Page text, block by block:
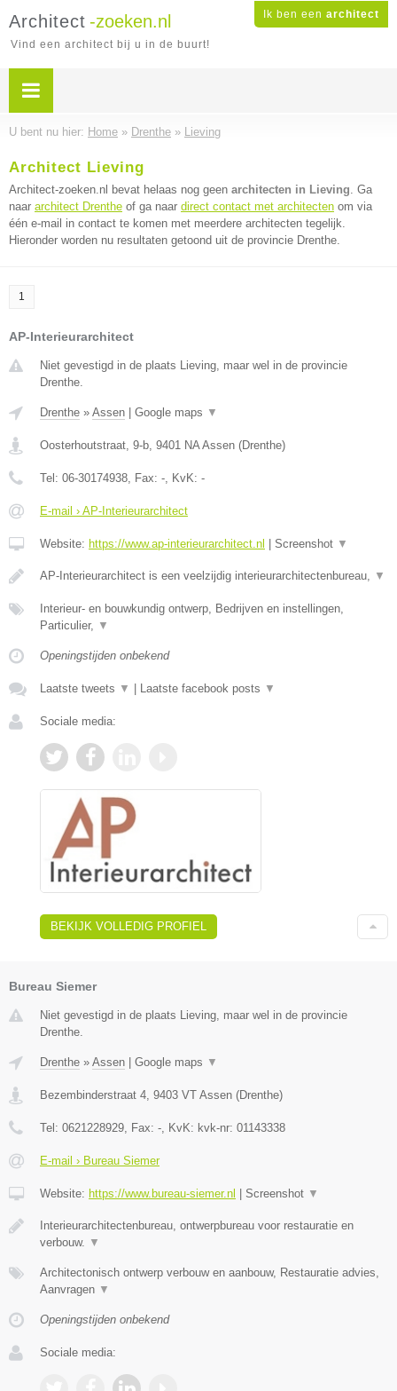
Ik ben een architect
Architect -zoeken.nl
Vind een architect bij u in de buurt!
U bent nu hier: Home » Drenthe » Lieving
Architect Lieving
Architect-zoeken.nl bevat helaas nog geen architecten in Lieving. Ga
naar architect Drenthe of ga naar direct contact met architecten om via
één e-mail in contact te komen met meerdere architecten tegelijk.
Hieronder worden nu resultaten getoond uit de provincie Drenthe.
1
AP-Interieurarchitect
Niet gevestigd in de plaats Lieving, maar wel in de provincie
Drenthe.
Drenthe » Assen Google maps ▼
Oosterhoutstraat, 9-b, 9401 NA Assen (Drenthe)
Tel: 06-30174938, Fax: -, KvK: -
E-mail › AP-Interieurarchitect
Website: https://www.ap-interieurarchitect.nl Screenshot ▼
AP-Interieurarchitect is een veelzijdig interieurarchitectenbureau, ▼
Interieur- en bouwkundig ontwerp, Bedrijven en instellingen,
Particulier, ▼
Openingstijden onbekend
Laatste tweets ▼ Laatste facebook posts ▼
Sociale media:
BEKIJK VOLLEDIG PROFIEL
Bureau Siemer
Niet gevestigd in de plaats Lieving, maar wel in de provincie
Drenthe.
Drenthe » Assen Google maps ▼
Bezembinderstraat 4, 9403 VT Assen (Drenthe)
Tel: 0621228929, Fax: -, KvK: kvk-nr: 01143338
E-mail › Bureau Siemer
Website: https://www.bureau-siemer.nl Screenshot ▼
Interieurarchitectenbureau, ontwerpbureau voor restauratie en
verbouw. ▼
Architectonisch ontwerp verbouw en aanbouw, Restauratie advies,
Aanvragen ▼
Openingstijden onbekend
Sociale media: